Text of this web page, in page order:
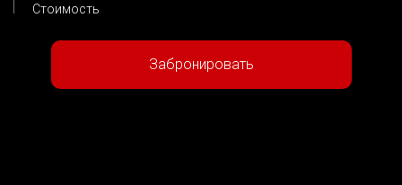
Стоимость
Забронировать